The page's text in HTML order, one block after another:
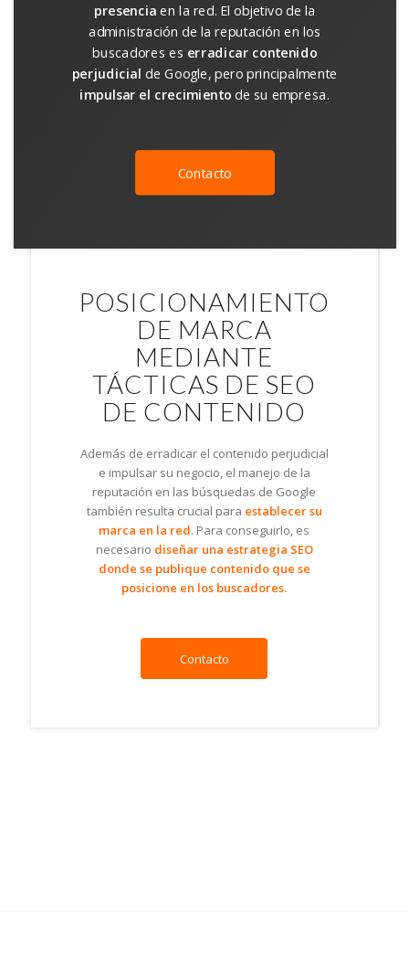
presencia en la red. El objetivo de la
administración de la reputación en los
buscadores es erradicar contenido
perjudicial de Google, pero principalmente
impulsar el crecimiento de su empresa.
Contacto
POSICIONAMIENTO
DE MARCA
MEDIANTE
TÁCTICAS DE SEO
DE CONTENIDO
Además de erradicar el contenido perjudicial
e impulsar su negocio, el manejo de la
reputación en las búsquedas de Google
también resulta crucial para establecer su
marca en la red. Para conseguirlo, es
necesario diseñar una estrategia SEO
donde se publique contenido que se
posicione en los buscadores.
Contacto